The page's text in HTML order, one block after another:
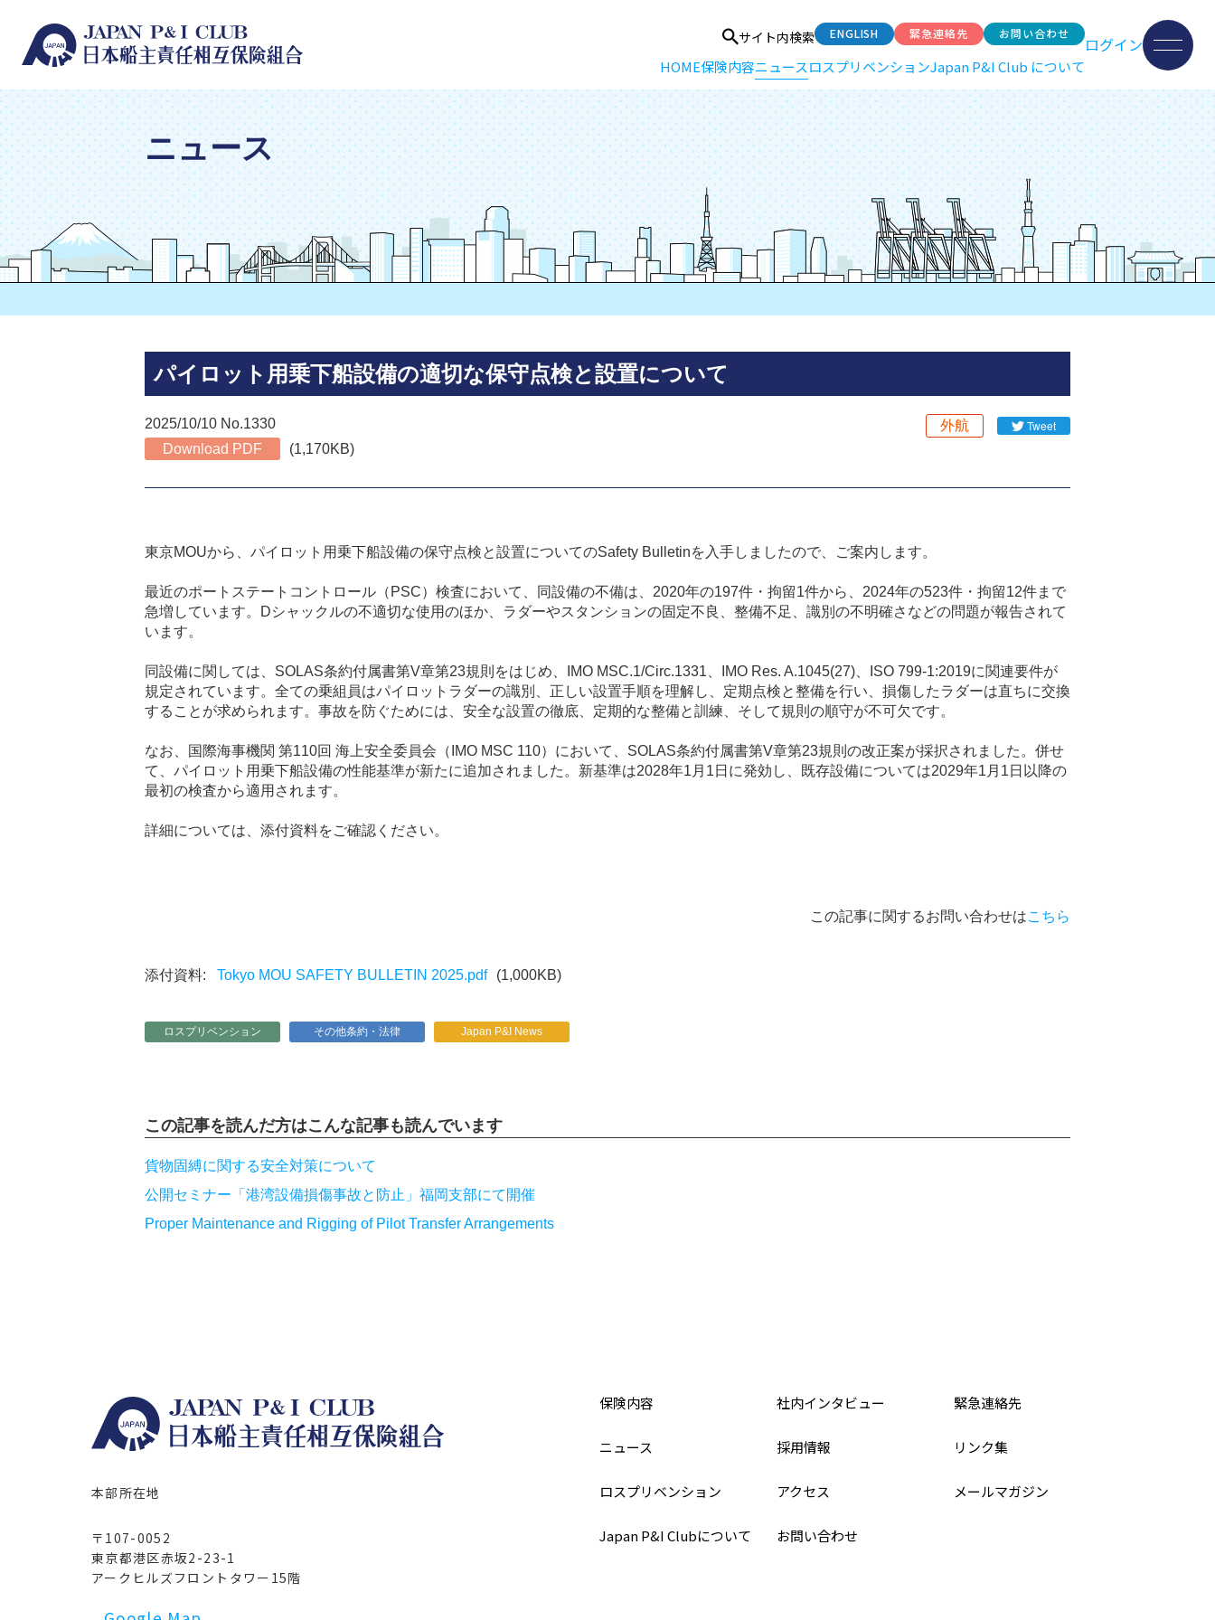
サイト内検索 ENGLISH 緊急連絡先 お問い合わせ
HOME保険内容ニュースロスプリベンションJapan P&I Club について
ログイン
ニュース
パイロット用乗下船設備の適切な保守点検と設置について
2025/10/10 No.1330 外航
Tweet
Download PDF
(1,170KB)
東京MOUから、パイロット用乗下船設備の保守点検と設置についてのSafety Bulletinを入手しましたので、ご案内します。
最近のポートステートコントロール（PSC）検査において、同設備の不備は、2020年の197件・拘留1件から、2024年の523件・拘留12件まで
急増しています。Dシャックルの不適切な使用のほか、ラダーやスタンションの固定不良、整備不足、識別の不明確さなどの問題が報告されて
います。
同設備に関しては、SOLAS条約付属書第V章第23規則をはじめ、IMO MSC.1/Circ.1331、IMO Res. A.1045(27)、ISO 799-1:2019に関連要件が
規定されています。全ての乗組員はパイロットラダーの識別、正しい設置手順を理解し、定期点検と整備を行い、損傷したラダーは直ちに交換
することが求められます。事故を防ぐためには、安全な設置の徹底、定期的な整備と訓練、そして規則の順守が不可欠です。
なお、国際海事機関 第110回 海上安全委員会（IMO MSC 110）において、SOLAS条約付属書第V章第23規則の改正案が採択されました。併せ
て、パイロット用乗下船設備の性能基準が新たに追加されました。新基準は2028年1月1日に発効し、既存設備については2029年1月1日以降の
最初の検査から適用されます。
詳細については、添付資料をご確認ください。
この記事に関するお問い合わせはこちら
Tokyo MOU SAFETY BULLETIN 2025.pdf (1,000KB)
ロスプリベンション その他条約・法律 Japan P&I News
この記事を読んだ方はこんな記事も読んでいます
貨物固縛に関する安全対策について
公開セミナー「港湾設備損傷事故と防止」福岡支部にて開催
Proper Maintenance and Rigging of Pilot Transfer Arrangements
本部所在地
〒107-0052
東京都港区赤坂2-23-1
アークヒルズフロントタワー15階
保険内容 社内インタビュー 緊急連絡先
ニュース 採用情報 リンク集
ロスプリベンション アクセス メールマガジン
Japan P&I Clubについて お問い合わせ